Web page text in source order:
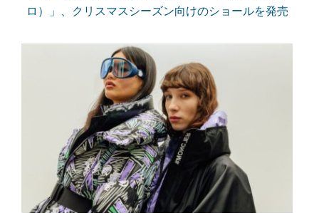
ロ）」、クリスマスシーズン向けのショールを発売